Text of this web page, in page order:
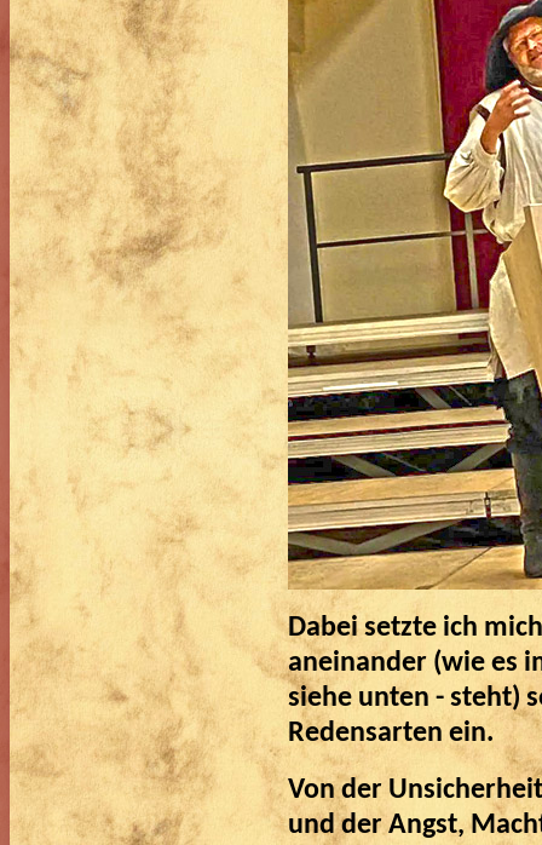
Dabei setzte ich
aneinander (wie es
siehe unten - steht)
Redensarten ein.
Von der
und der Angst,